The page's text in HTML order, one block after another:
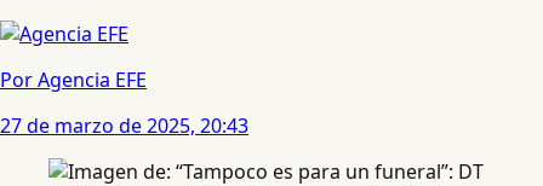
Por Agencia EFE
27 de marzo de 2025, 20:43